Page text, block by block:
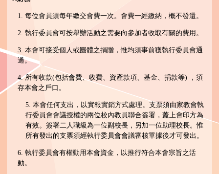
1. 每位會員須每年繳交會費一次。會費一經繳納，概不發還。
2. 執行委員會可按舉辦活動之需要向參加者收取有關的費用。
3. 本會可接受個人或團體之捐贈，惟均須事前獲執行委員會通
過。
4. 所有收款(包括會費、收費、資產款項、基金、捐款等) ，須
存本會之戶口。
5. 本會任何支出，以實報實銷方式處理。支票須由家教會執
行委員會會議授權的兩位校內教員聯合簽署，蓋上會印方為
有效。簽署二人職級為一位副校長，另加一位助理校長。惟
所有發出的支票須經執行委員會會議審核單據後才可發出。
6. 執行委員會有權動用本會資金，以推行符合本會宗旨之活
動。